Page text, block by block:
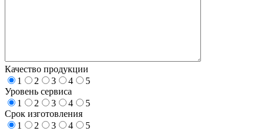
Качество продукции
1
2 3 4
5
Уровень сервиса
1
2 3 4
5
Срок изготовления
1
2 3 4
5